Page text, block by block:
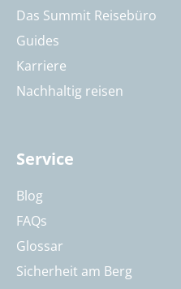
Das Summit Reisebüro
Guides
Karriere
Nachhaltig reisen
Service
Blog
FAQs
Glossar
Sicherheit am Berg